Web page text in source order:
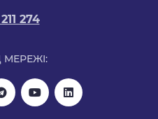
274